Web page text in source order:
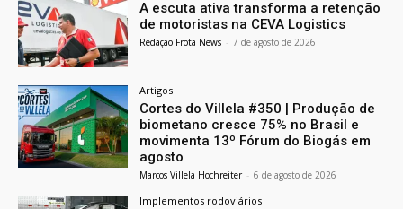
A escuta ativa transforma a retenção
de motoristas na CEVA Logistics
Redação Frota News - 7 de agosto de 2026
Artigos
Cortes do Villela #350 | Produção de
biometano cresce 75% no Brasil e
movimenta 13º Fórum do Biogás em
agosto
Marcos Villela Hochreiter - 6 de agosto de 2026
Implementos rodoviários